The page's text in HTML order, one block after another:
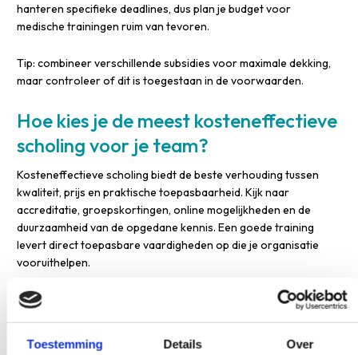
Toestemming Details Over
hanteren specifieke deadlines, dus plan je budget voor
medische trainingen ruim van tevoren.
Tip: combineer verschillende subsidies voor maximale dekking,
maar controleer of dit is toegestaan in de voorwaarden.
Hoe kies je de meest kosteneffectieve
scholing voor je team?
Kosteneffectieve scholing biedt de beste verhouding tussen
kwaliteit, prijs en praktische toepasbaarheid. Kijk naar
accreditatie, groepskortingen, online mogelijkheden en de
duurzaamheid van de opgedane kennis. Een goede training
levert direct toepasbare vaardigheden op die je organisatie
vooruithelpen.
Belangrijke selectiecriteria om op scholingskosten te besparen:
Accreditatie en kwaliteit
: CRKBO-geregistreerde